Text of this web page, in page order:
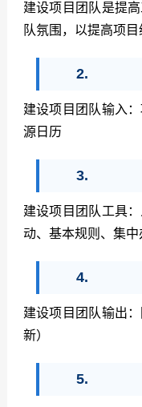
建设项目团队是提
队氛围，以提高项目
2.
建设项目团队输入
源日历
3.
建设项目团队工具
动、基本规则、集
4.
建设项目团队输出
新）
5.